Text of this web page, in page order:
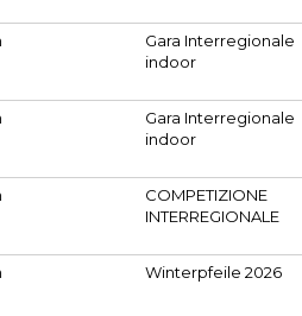
Gara Interregionale
indoor
Gara Interregionale
indoor
COMPETIZIONE
INTERREGIONALE
Winterpfeile 2026